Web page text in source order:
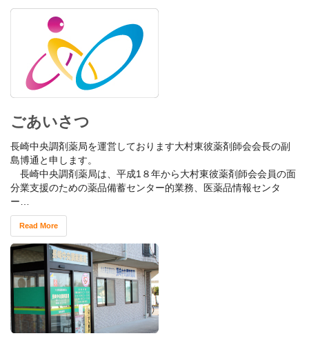
ごあいさつ
長崎中央調剤薬局を運営しております大村東彼薬剤師会会長の副
島博通と申します。
長崎中央調剤薬局は、平成1８年から大村東彼薬剤師会会員の面
分業支援のための薬品備蓄センター的業務、医薬品情報センタ
ー…
Read More